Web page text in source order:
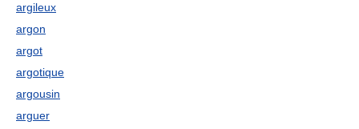
argileux
argon
argot
argotique
argousin
arguer